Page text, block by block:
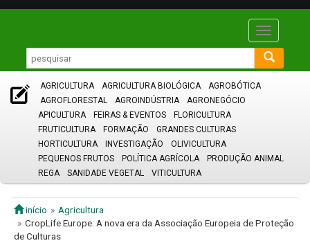
Toggle
AGRICULTURA AGRICULTURA BIOLÓGICA
AGROBÓTICA
AGROFLORESTAL
AGROINDÚSTRIA
AGRONEGÓCIO
APICULTURA
FEIRAS & EVENTOS
FLORICULTURA
FRUTICULTURA
FORMAÇÃO
GRANDES CULTURAS
HORTICULTURA
INVESTIGAÇÃO
OLIVICULTURA
PEQUENOS FRUTOS
POLÍTICA AGRÍCOLA
PRODUÇÃO ANIMAL
REGA
SANIDADE VEGETAL VITICULTURA
início
Agricultura
CropLife Europe: A nova era da Associação Europeia de Proteção
de Culturas